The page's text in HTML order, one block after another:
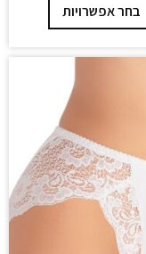
בחר אפשרויות